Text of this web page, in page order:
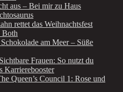
aus – Bei mir zu Haus
rettet das Weihnachtsfest
Both
am Meer – Süße
Frauen: So nutzt du
Karrierebooster
Queen’s Council 1: Rose und